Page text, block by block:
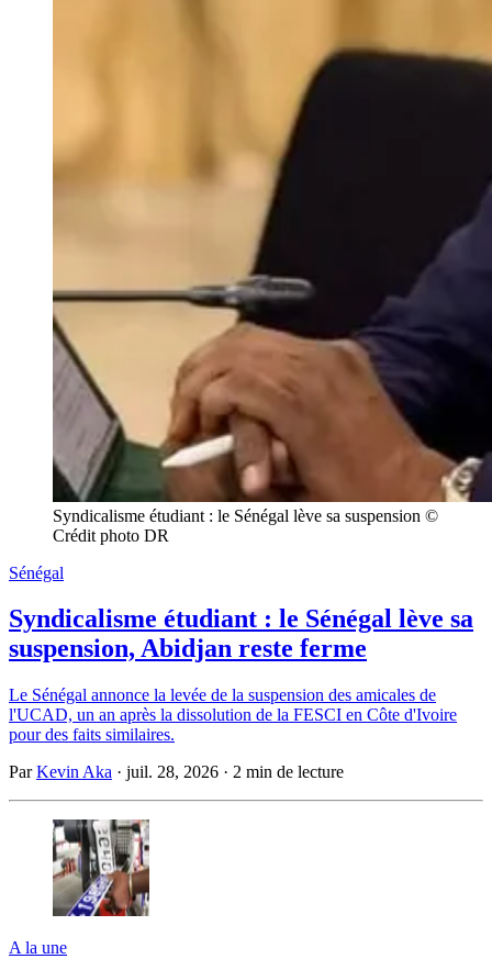
Syndicalisme étudiant : le Sénégal lève sa suspension ©
Crédit photo DR
Sénégal
Syndicalisme étudiant : le Sénégal lève sa
suspension, Abidjan reste ferme
Le Sénégal annonce la levée de la suspension des amicales de
l'UCAD, un an après la dissolution de la FESCI en Côte d'Ivoire
pour des faits similaires.
ParKevin Aka · juil. 28, 2026 · 2 min de lecture
A la une